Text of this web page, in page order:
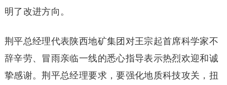
明了改进方向。
荆平总经理代表陕西地矿集团对王宗起首席科学家不
辞辛劳、冒雨亲临一线的悉心指导表示热烈欢迎和诚
挚感谢。荆平总经理要求，要强化地质科技攻关，扭